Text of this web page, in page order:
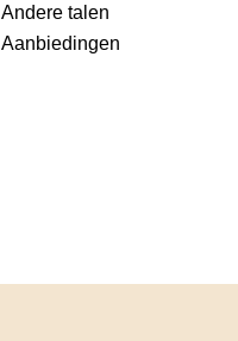
Andere talen
Aanbiedingen